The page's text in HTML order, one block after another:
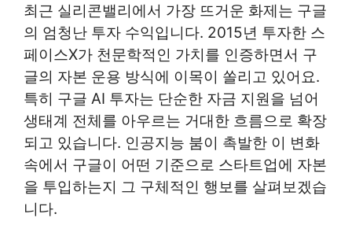
최근 실리콘밸리에서 가장 뜨거운 화제는 구글
의 엄청난 투자 수익입니다. 2015년 투자한 스
페이스X가 천문학적인 가치를 인증하면서 구
글의 자본 운용 방식에 이목이 쏠리고 있어요.
특히 구글 AI 투자는 단순한 자금 지원을 넘어
생태계 전체를 아우르는 거대한 흐름으로 확장
되고 있습니다. 인공지능 붐이 촉발한 이 변화
속에서 구글이 어떤 기준으로 스타트업에 자본
을 투입하는지 그 구체적인 행보를 살펴보겠습
니다.